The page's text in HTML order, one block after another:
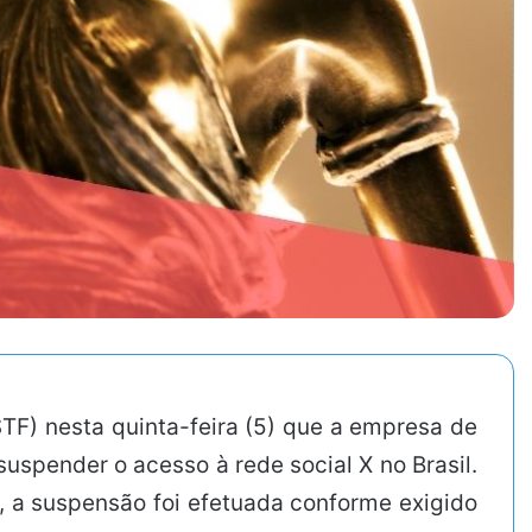
nesta quinta-feira (5) que a empresa de
o acesso à rede social X no Brasil.
suspensão foi efetuada conforme exigido